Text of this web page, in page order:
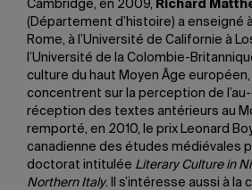
Cambridge, en 2009, Richard
(Département d’histoire) a enseigné
Rome, à l’Université de Californie à
l’Université de la Colombie-
culture du haut Moyen Âge
concentrent sur la perception de
réception des textes antérieurs au
remporté, en 2010, le prix Leonard
canadienne des études médiévales
doctorat intitulée Literary Culture in
Northern Italy. Il s’intéresse aussi à